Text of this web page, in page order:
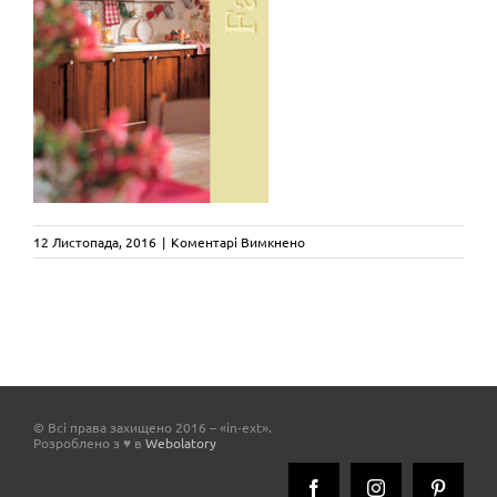
12 Листопада, 2016 | Коментарі Вимкненодо
cat_fabula
© Всі права захищено 2016 – «in-ext».
Розроблено з ♥ в Webolatory